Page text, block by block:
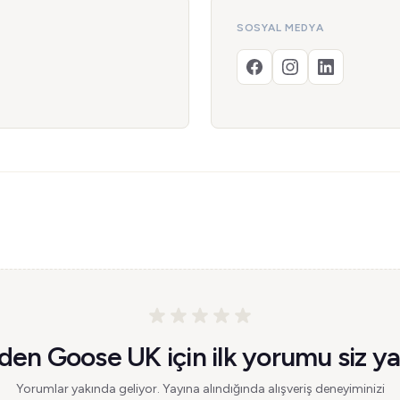
SOSYAL MEDYA
Goose UK için ilk yorumu siz
Yorumlar yakında geliyor. Yayına alındığında alışveriş deneyiminizi